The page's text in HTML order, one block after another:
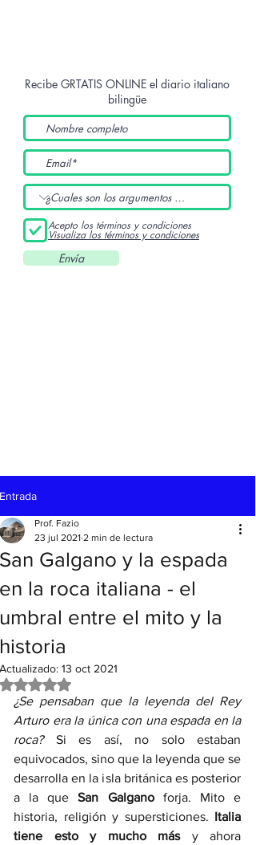
Recibe GRTATIS ONLINE el diario italiano
bilingüe
Acepto los términos y condiciones
Visualiza los términos y condiciones
Envía
Entrada
San Galgano y la espada
en la roca italiana - el
umbral entre el mito y la
historia
Prof. Fazio
23 jul 2021 2 min de lectura
Actualizado: 13 oct 2021
Obtuvo NaN de 5 estrellas.
¿Se pensaban que la leyenda del Rey
Arturo era la única con una espada en la
roca? Si es así, no solo estaban
equivocados, sino que la leyenda que se
desarrolla en la isla británica es posterior
a la que San Galgano forja. Mito e
historia, religión y supersticiones. Italia
tiene esto y mucho más y ahora